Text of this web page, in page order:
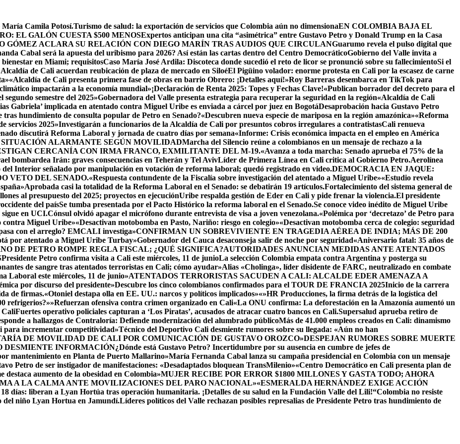
María Camila Potosí.Turismo de salud: la exportación de servicios que Colombia aún no dimensionaEN COLOMBIA BAJA EL
EL GALÓN CUESTA $500 MENOSExpertos anticipan una cita “asimétrica” entre Gustavo Petro y Donald Trump en la Casa
GÓMEZ ACLARA SU RELACIÓN CON DIEGO MARÍN TRAS AUDIOS QUE CIRCULANGuarumo revela el pulso digital que
Cabal será la apuesta del uribismo para 2026? Así están las cartas dentro del Centro DemocráticoGobierno del Valle invita a
en Miami; requisitosCaso María José Ardila: Discoteca donde sucedió el reto de licor se pronunció sobre su fallecimientoSi el
de Cali acuerdan reubicación de plaza de mercado en SiloéEl Pigüino volador: enorme protesta en Cali por la escasez de carne
«Alcaldía de Cali presenta primera fase de obras en barrio Obrero: ¡Detalles aquí!»Roy Barreras desembarca en TikTok para
impactarán a la economía mundial»¡Declaración de Renta 2025: Topes y Fechas Clave!«Publican borrador del decreto para el
semestre del 2025»Gobernadora del Valle presenta estrategia para recuperar la seguridad en la región«Alcaldía de Cali
Gabriela’ implicada en atentado contra Miguel Uribe es enviada a cárcel por juez en BogotáDesaprobación hacia Gustavo Petro
tras hundimiento de consulta popular de Petro en Senado?«Descubren nueva especie de mariposa en la región amazónica»«Reforma
servicios 2025»Investigarán a funcionarios de la Alcaldía de Cali por presuntos cobros irregulares a contratistasCali renueva
discutirá Reforma Laboral y jornada de cuatro días por semana«Informe: Crisis económica impacta en el empleo en América
ALARMANTE SEGÚN MOVILIDADMarcha del Silencio reúne a colombianos en un mensaje de rechazo a la
CERCANÍA CON IRMA FRANCO, EXMILITANTE DEL M-19.«Avanza a toda marcha: Senado aprueba el 75% de la
bombardea Irán: graves consecuencias en Teherán y Tel AvivLíder de Primera Línea en Cali critica al Gobierno Petro.Aerolínea
Interior señalado por manipulación en votación de reforma laboral; quedó registrado en video.DEMOCRACIA EN JAQUE:
VETO DEL SENADO.«Respuesta contundente de la Fiscalía sobre investigación del atentado a Miguel Uribe»«Estudio revela
Aprobada casi la totalidad de la Reforma Laboral en el Senado: se debatirán 19 artículos.Fortalecimiento del sistema general de
al presupuesto del 2025; proyectos en ejecuciónUribe respalda gestión de Eder en Cali y pide frenar la violencia.El presidente
del paísSe tumba presentada por el Pacto Histórico la reforma laboral en el Senado.Se conoce video inédito de Miguel Uribe
sigue en UCI.Cónsul olvidó apagar el micrófono durante entrevista de visa a joven venezolana.«Polémica por ‘decretazo’ de Petro para
contra Miguel Uribe»«Desactivan motobomba en Pasto, Nariño: riesgo en colegio»«Desactivan motobomba cerca de colegio: seguridad
con el arreglo? EMCALI investiga»CONFIRMAN UN SOBREVIVIENTE EN TRAGEDIA AÉREA DE INDIA; MÁS DE 200
por atentado a Miguel Uribe Turbay»Gobernador del Cauca desaconseja salir de noche por seguridad«Aniversario fatal: 35 años de
DE PETRO ROMPE REGLA FISCAL; ¿QUÉ SIGNIFICA?AUTORIDADES ANUNCIAN MEDIDAS ANTE ATENTADOS
Presidente Petro confirma visita a Cali este miércoles, 11 de junioLa selección Colombia empata contra Argentina y posterga su
de sangre tras atentados terroristas en Cali; cómo ayudar»Alias «Cholinga», líder disidente de FARC, neutralizado en combate
Laboral este miércoles, 11 de junio»ATENTADOS TERRORISTAS SACUDEN A CALI: ALCALDE EDER AMENAZA A
por discurso del presidente»Descubre los cinco colombianos confirmados para el TOUR DE FRANCIA 2025Inicio de la carrera
de firmas.«Otoniel destapa olla en EE. UU.: narcos y políticos implicados»«»HR Producciones, la firma detrás de la logística del
refrigerios?»»Refuerzan ofensiva contra crimen organizado en Cali«La ONU confirma: La deforestación en la Amazonía aumentó un
CaliFuertes operativo policiales capturan a ‘Los Piratas’, acusados de atracar cuatro bancos en Cali.Supersalud aprueba retiro de
a hallazgos de Contraloría: Defiende modernización del alumbrado públicoMás de 41.000 empleos creados en Cali: dinamismo
incrementar competitividad»Técnico del Deportivo Cali desmiente rumores sobre su llegada: «Aún no han
DE MOVILIDAD DE CALI POR COMUNICACIÓN DE GUSTAVO OROZCO»DESPEJAN RUMORES SOBRE MUERTE
DESMIENTE INFORMACIÓN¿Dónde está Gustavo Petro? Incertidumbre por su ausencia en cumbre de jefes de
mantenimiento en Planta de Puerto Mallarino»María Fernanda Cabal lanza su campaña presidencial en Colombia con un mensaje
Petro de ser instigador de manifestaciones: «Desadaptados bloquean TransMilenio»«Centro Democrático en Cali presenta plan de
destaca aumento de la obesidad en Colombia»MUJER RECIBE POR ERROR $1800 MILLONES Y GASTA TODO; AHORA
A LA CALMA ANTE MOVILIZACIONES DEL PARO NACIONAL»«ESMERALDA HERNÁNDEZ EXIGE ACCIÓN
18 días: liberan a Lyan Hortúa tras operación humanitaria. ¡Detalles de su salud en la Fundación Valle del Lili!“Colombia no resiste
del niño Lyan Hortua en Jamundí.Líderes políticos del Valle rechazan posibles represalias de Presidente Petro tras hundimiento de